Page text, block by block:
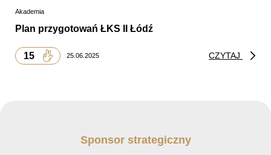
Akademia
Plan przygotowań ŁKS II Łódź
15 25.06.2025 CZYTAJ
Sponsor strategiczny